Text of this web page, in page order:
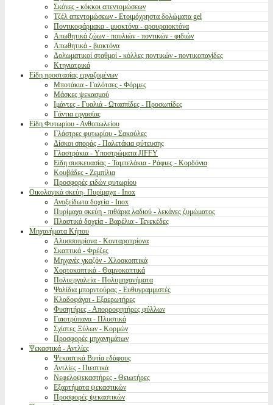
Σκόνες - κόκκοι απεντομώσεων
Τζέλ απεντομώσεων - Ετοιμόχρηστα δολώματα gel
Ποντικοφάρμακα - μυοκτόνα - αρουραιοκτόνα
Απωθητικά ζώων - πουλιών - ποντικών - φιδιών
Απωθητικά - βιοκτόνα
Δολωματικοί σταθμοί - κόλλες ποντικών - ποντικοπαγίδες
Κτηνιατρικά
Είδη προστασίας εργαζομένων
Μποτάκια - Γαλότσες - Φόρμες
Μάσκες ψεκασμού
Ιμάντες - Γυαλιά - Ωτασπίδες - Προσωπίδες
Γάντια εργασίας
Είδη Φυτωρίου - Ανθοπωλείου
Γλάστρες φυτωρίου - Σακούλες
Δίσκοι σποράς - Παλετάκια φύτευσης
Γλαστράκια - Υποστρώματα JIFFY
Είδη συσκευασίας - Ταμπελάκια - Ράφιες - Κορδόνια
Κουβάδες - Ζεμπίλια
Προσφορές ειδών φυτωρίου
Οικολογικά σκεύη- Πυρίμαχα - Inox
Ανοξείδωτα δοχεία - Inox
Πυρίμαχα σκεύη - πιθάρια λαδιού - λεκάνες ζυμώματος
Πλαστικά δοχεία - Βαρέλια - Τενεκέδες
Μηχανήματα Κήπου
Αλυσσοπρίονα - Κονταροπρίονα
Σκαπτικά - Φρέζες
Μηχανές γκαζόν - Χλοοκοπτικά
Χορτοκοπτικά - Θαμνοκοπτικά
Πολυεργαλεία - Πολυμηχανήματα
Ψαλίδια μπορντούρας - Ευθυγραμμιστές
Κλαδοφάγοι - Εξαερωτήρες
Φυσητήρες - Απορροφητήρες φύλλων
Γαιοτρύπανα - Πλυστικά
Σχίστες Ξύλων - Κορμών
Προσφορές μηχανημάτων
Ψεκαστικά - Αντλίες
Ψεκαστικά Βυτία εδάφους
Αντλίες - Πιεστικά
Νεφελοψεκαστήρες - Θειωτήρες
Εξαρτήματα ψεκαστικών
Προσφορές ψεκαστικών